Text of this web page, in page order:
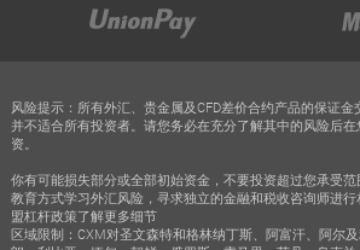
风险提示：所有外汇、贵金属及CFD差价合约产品的保证
并不适合所有投资者。请您务必在充分了解其中的风险后
资。
你有可能损失部分或全部初始资金，不要投资超过您承受
教育方式学习外汇风险，寻求独立的金融和税收咨询师进
盟杠杆政策了解更多细节
区域限制：CXM对圣文森特和格林纳丁斯、阿富汗、阿尔